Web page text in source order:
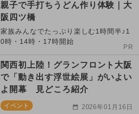
親子で手打ちうどん作り体験｜大
阪四ツ橋
家族みんなでたっぷり楽しむ1時間半♪1
0時・14時・17時開始
PR
関西初上陸！グランフロント大阪
で「動き出す浮世絵展」がいよい
よ開幕 見どころ紹介
イベント 2026年01月16日